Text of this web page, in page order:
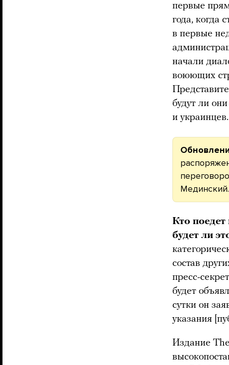
первые
года, когда
в первые
начали
воюющих
будут ли
и украинцев.
Кто
будет ли
состав
пресс-
будет
сутки он
указания
Издание